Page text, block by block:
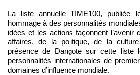
La liste annuelle TIME100, publiée
hommage à des personnalités
idées et les actions façonnent l’avenir
affaires, de la politique, de la
présence de Dangote sur cette liste
personnalités internationales de
domaines d’influence mondiale.